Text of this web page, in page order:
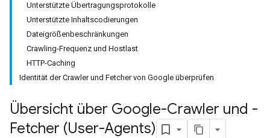
Unterstützte Übertragungsprotokolle
Unterstützte Inhaltscodierungen
Dateigrößenbeschränkungen
Crawling-Frequenz und Hostlast
HTTP-Caching
Identität der Crawler und Fetcher von Google überprüfen
Übersicht über Google-Crawler und -
Fetcher (User-Agents)